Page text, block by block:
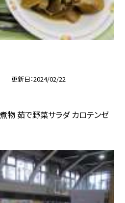
更新日 2024/02/22
物 茹で野菜サラダ カロテンゼ